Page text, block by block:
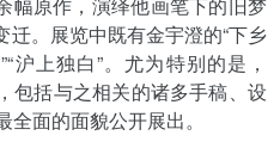
。展览中既有金宇澄的“下乡
沪上独白”。尤为特别的是，
包括与之相关的诸多手稿、设
面的面貌公开展出。